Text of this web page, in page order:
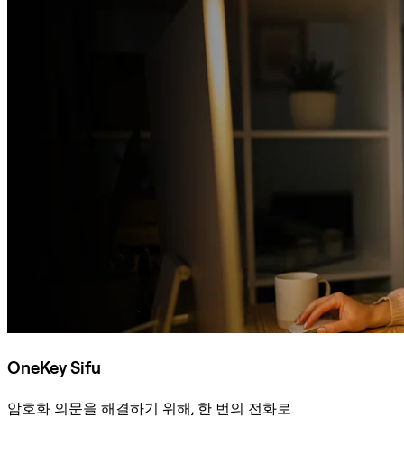
OneKey Sifu
암호화 의문을 해결하기 위해, 한 번의 전화로.